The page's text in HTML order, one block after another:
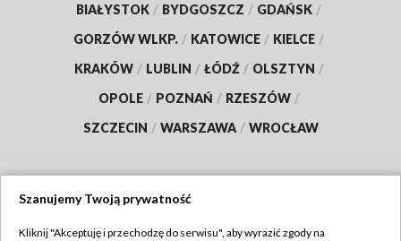
BIAŁYSTOK / BYDGOSZCZ / GDAŃSK /
GORZÓW WLKP. / KATOWICE / KIELCE /
KRAKÓW / LUBLIN / ŁÓDŹ / OLSZTYN /
OPOLE / POZNAŃ / RZESZÓW /
SZCZECIN / WARSZAWA / WROCŁAW
Szanujemy Twoją prywatność
Kliknij "Akceptuję i przechodzę do serwisu", aby wyrazić zgody na